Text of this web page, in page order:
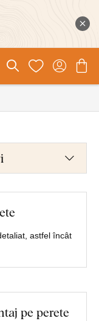
astfel încât
pe perete